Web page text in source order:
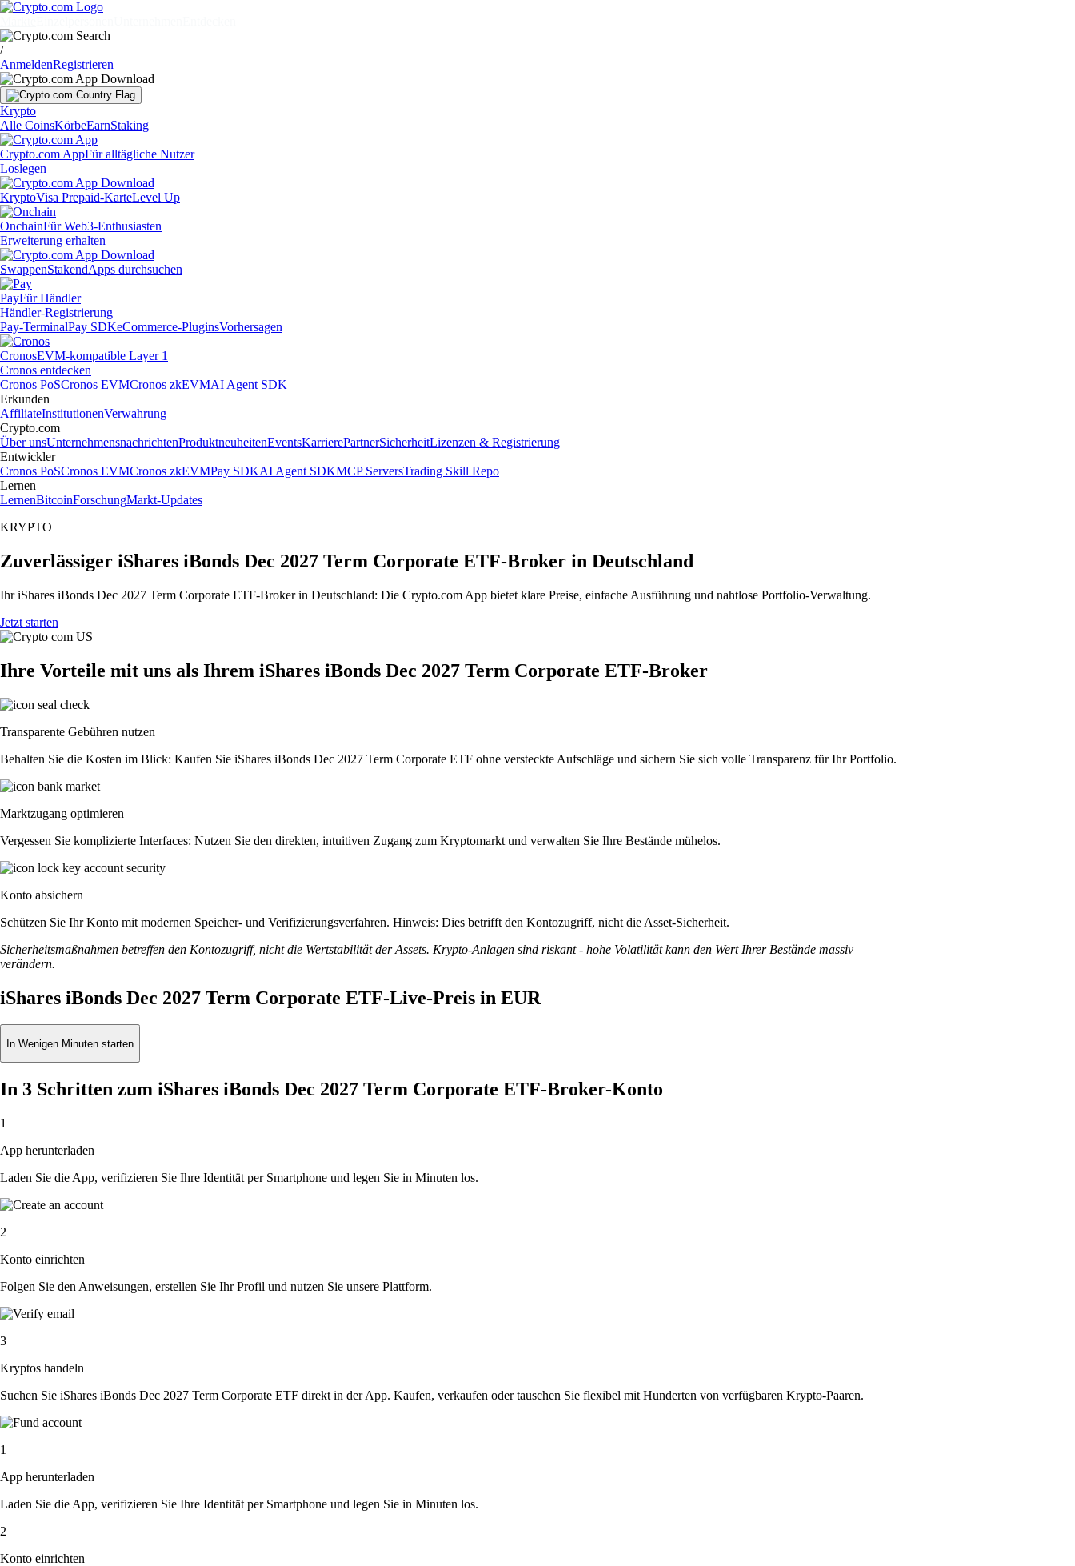
/
AnmeldenRegistrieren
Krypto
Alle CoinsKörbeEarnStaking
Crypto.com AppFür alltägliche Nutzer
Loslegen
KryptoVisa Prepaid-KarteLevel Up
OnchainFür Web3-Enthusiasten
Erweiterung erhalten
SwappenStakendApps durchsuchen
PayFür Händler
Händler-Registrierung
Pay-TerminalPay SDKeCommerce-PluginsVorhersagen
CronosEVM-kompatible Layer 1
Cronos entdecken
Cronos PoSCronos EVMCronos zkEVMAI Agent SDK
Erkunden
AffiliateInstitutionenVerwahrung
Crypto.com
Über unsUnternehmensnachrichtenProduktneuheitenEventsKarrierePartnerSicherheitLizenzen & Registrierung
Entwickler
Cronos PoSCronos EVMCronos zkEVMPay SDKAI Agent SDKMCP ServersTrading Skill Repo
Lernen
LernenBitcoinForschungMarkt-Updates
KRYPTO
Zuverlässiger iShares iBonds Dec 2027 Term Corporate ETF-Broker in Deutschland
Ihr iShares iBonds Dec 2027 Term Corporate ETF-Broker in Deutschland: Die Crypto.com App bietet klare Preise, einfache Ausführung und nahtlose Portfolio-Verwaltung.
Jetzt starten
Ihre Vorteile mit uns als Ihrem iShares iBonds Dec 2027 Term Corporate ETF-Broker
Transparente Gebühren nutzen
Behalten Sie die Kosten im Blick: Kaufen Sie iShares iBonds Dec 2027 Term Corporate ETF ohne versteckte Aufschläge und sichern Sie sich volle Transparenz für Ihr Portfolio.
Marktzugang optimieren
Vergessen Sie komplizierte Interfaces: Nutzen Sie den direkten, intuitiven Zugang zum Kryptomarkt und verwalten Sie Ihre Bestände mühelos.
Konto absichern
Schützen Sie Ihr Konto mit modernen Speicher- und Verifizierungsverfahren. Hinweis: Dies betrifft den Kontozugriff, nicht die Asset-Sicherheit.
Sicherheitsmaßnahmen betreffen den Kontozugriff, nicht die Wertstabilität der Assets. Krypto-Anlagen sind riskant - hohe Volatilität kann den Wert Ihrer Bestände massiv
verändern.
iShares iBonds Dec 2027 Term Corporate ETF-Live-Preis in EUR
In Wenigen Minuten starten
In 3 Schritten zum iShares iBonds Dec 2027 Term Corporate ETF-Broker-Konto
1
App herunterladen
Laden Sie die App, verifizieren Sie Ihre Identität per Smartphone und legen Sie in Minuten los.
2
Konto einrichten
Folgen Sie den Anweisungen, erstellen Sie Ihr Profil und nutzen Sie unsere Plattform.
3
Kryptos handeln
Suchen Sie iShares iBonds Dec 2027 Term Corporate ETF direkt in der App. Kaufen, verkaufen oder tauschen Sie flexibel mit Hunderten von verfügbaren Krypto-Paaren.
1
App herunterladen
Laden Sie die App, verifizieren Sie Ihre Identität per Smartphone und legen Sie in Minuten los.
2
Konto einrichten